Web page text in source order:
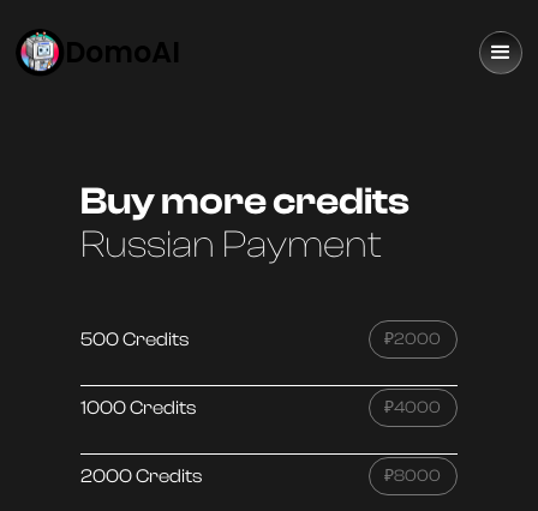
DomoAI
Buy more credits
Russian Payment
500 Credits ₽2000
1000 Credits ₽4000
2000 Credits ₽8000